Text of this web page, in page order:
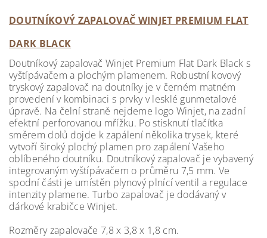
DOUTNÍKOVÝ ZAPALOVAČ WINJET PREMIUM FLAT
DARK BLACK
Doutníkový zapalovač Winjet Premium Flat Dark Black s
vyštípávačem a plochým plamenem. Robustní kovový
tryskový zapalovač na doutníky je v černém matném
provedení v kombinaci s prvky v lesklé gunmetalové
úpravě. Na čelní straně nejdeme logo Winjet, na zadní
efektní perforovanou mřížku. Po stisknutí tlačítka
směrem dolů dojde k zapálení několika trysek, které
vytvoří široký plochý plamen pro zapálení Vašeho
oblíbeného doutníku. Doutníkový zapalovač je vybavený
integrovaným vyštípávačem o průměru 7,5 mm. Ve
spodní části je umístěn plynový plnící ventil a regulace
intenzity plamene. Turbo zapalovač je dodávaný v
dárkové krabičce Winjet.
Rozměry zapalovače 7,8 x 3,8 x 1,8 cm.